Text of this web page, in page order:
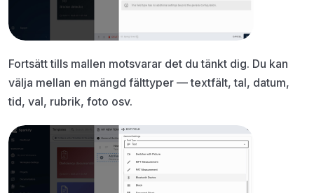
Fortsätt tills mallen motsvarar det du tänkt dig. Du kan
välja mellan en mängd fälttyper — textfält, tal, datum,
tid, val, rubrik, foto osv.